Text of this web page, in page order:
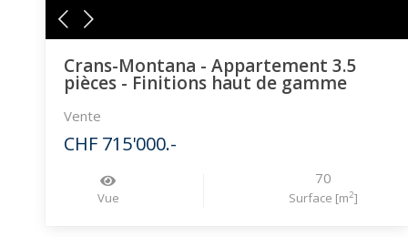
Crans-Montana - Appartement 3.5
pièces - Finitions haut de gamme
Vente
CHF 715'000.-
Vue
70
Surface [m2]